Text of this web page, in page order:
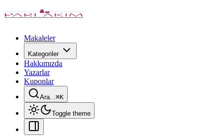
Makaleler
Kategoriler
Hakkımızda
Yazarlar
Kuponlar
Ara...⌘K
Toggle theme